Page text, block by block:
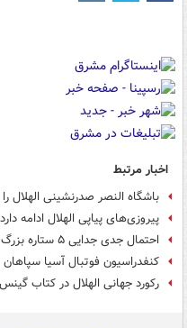
اخبار مرتبط
باشگاه النصر صدرنشینی الهلال
پیروزی‌های پیاپی الهلال ادامه دارد
احتمال جدی جدایی ۵ ستاره بزرگ از تیم سپاهان
کنفدراسیون فوتبال آسیا سپاهان
رکورد جهانی الهلال در کتاب